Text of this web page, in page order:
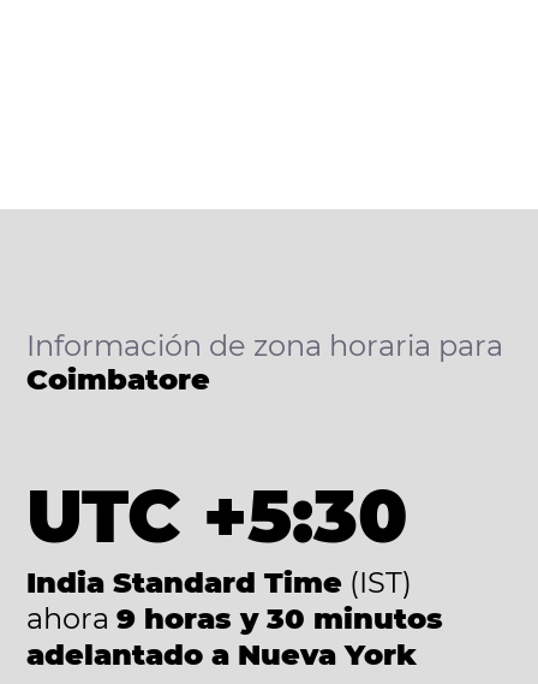
Información de zona horaria para
Coimbatore
UTC +5:30
India Standard Time (IST)
ahora 9 horas y 30 minutos
adelantado a Nueva York